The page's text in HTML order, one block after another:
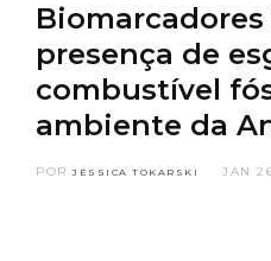
presença de
combustível
ambiente da
PORJÉSSICA TOKARSKI JAN